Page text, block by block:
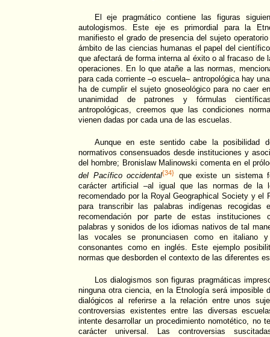
El eje pragmático contiene las figuras
autologismos. Este eje es primordial para la
manifiesto el grado de presencia del sujeto
ámbito de las ciencias humanas el papel del
que afectará de forma interna al éxito o al fracaso de
operaciones. En lo que atañe a las normas,
para cada corriente –o escuela– antropológica hay
ha de cumplir el sujeto gnoseológico para no caer
unanimidad de patrones y fórmulas
antropológicas, creemos que las condiciones
vienen dadas por cada una de las escuelas.
Aunque en este sentido cabe la posibilidad
normativos consensuados desde instituciones y
del hombre; Bronislaw Malinowski comenta en el
del Pacífico occidental{34}
que existe un sistema
carácter artificial –al igual que las normas de la
recomendado por la Royal Geographical Society y el
para transcribir las palabras indígenas
recomendación por parte de estas instituciones
palabras y sonidos de los idiomas nativos de tal
las vocales se pronunciasen como en italiano
consonantes como en inglés. Este ejemplo
normas que desborden el contexto de las diferentes
Los dialogismos son figuras pragmáticas
ninguna otra ciencia, en la Etnología será imposible
dialógicos al referirse a la relación entre unos
controversias existentes entre las diversas
intente desarrollar un procedimiento nomotético, no
carácter universal. Las controversias